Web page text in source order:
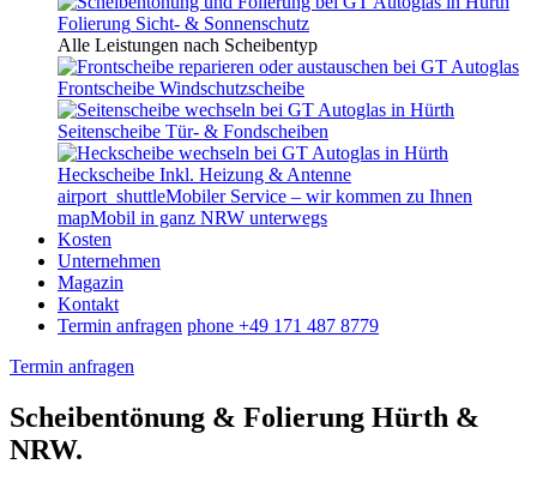
Folierung Sicht- & Sonnenschutz
Alle Leistungen nach Scheibentyp
Frontscheibe Windschutzscheibe
Seitenscheibe Tür- & Fondscheiben
Heckscheibe Inkl. Heizung & Antenne
airport_shuttleMobiler Service – wir kommen zu Ihnen
mapMobil in ganz NRW unterwegs
Kosten
Unternehmen
Magazin
Kontakt
Termin anfragen phone +49 171 487 8779
Termin anfragen
Scheibentönung & Folierung Hürth &
NRW.